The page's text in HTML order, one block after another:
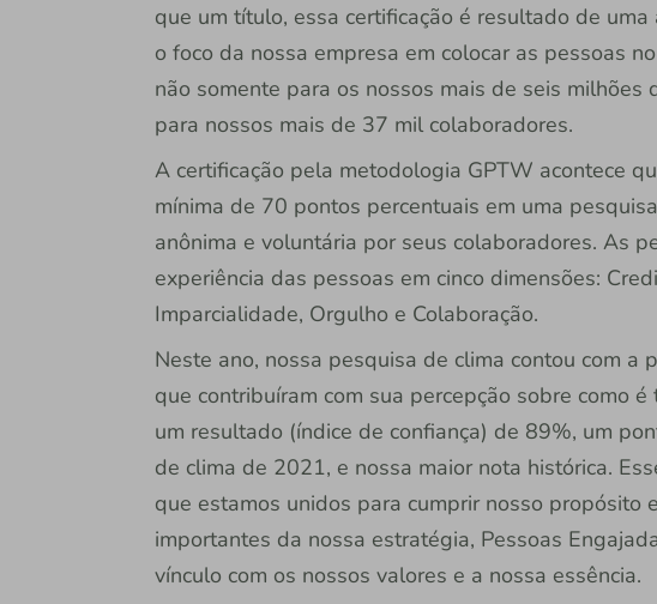
que um título, essa certificação é resultado de
o foco da nossa empresa em colocar as pessoas
não somente para os nossos mais de seis milhões
para nossos mais de 37 mil colaboradores.
A certificação pela metodologia GPTW acontece
mínima de 70 pontos percentuais em uma
anônima e voluntária por seus colaboradores. As
experiência das pessoas em cinco dimensões:
Imparcialidade, Orgulho e Colaboração.
Neste ano, nossa pesquisa de clima contou com a
que contribuíram com sua percepção sobre como
um resultado (índice de confiança) de 89%, um
de clima de 2021, e nossa maior nota histórica.
que estamos unidos para cumprir nosso propósito
importantes da nossa estratégia, Pessoas
vínculo com os nossos valores e a nossa essência.